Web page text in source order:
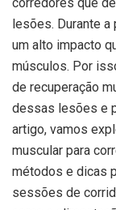
lesões. Durante a
um alto impacto
músculos. Por
de recuperação
dessas lesões e
artigo, vamos
muscular para
métodos e dicas
sessões de